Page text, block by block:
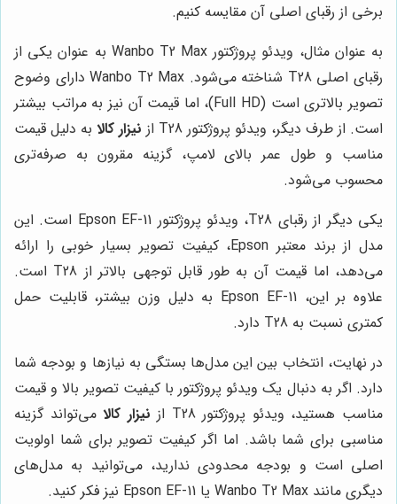
برخی از رقبای اصلی آن مقایسه کنیم.
به عنوان مثال، ویدئو پروژکتور Wanbo T2 Max به عنوان یکی از
رقبای اصلی T28 شناخته می‌شود. Wanbo T2 Max دارای وضوح
تصویر بالاتری است (Full HD)، اما قیمت آن نیز به مراتب بیشتر
است. از طرف دیگر، ویدئو پروژکتور T28 از
نیزار کالا به دلیل قیمت
مناسب و طول عمر بالای لامپ، گزینه مقرون به صرفه‌تری
محسوب می‌شود.
یکی دیگر از رقبای T28، ویدئو پروژکتور Epson EF-11 است. این
مدل از برند معتبر Epson، کیفیت تصویر بسیار خوبی را ارائه
می‌دهد، اما قیمت آن به طور قابل توجهی بالاتر از T28 است.
علاوه بر این، Epson EF-11 به دلیل وزن بیشتر، قابلیت حمل
کمتری نسبت به T28 دارد.
در نهایت، انتخاب بین این مدل‌ها بستگی به نیازها و بودجه شما
دارد. اگر به دنبال یک ویدئو پروژکتور با کیفیت تصویر بالا و قیمت
مناسب هستید، ویدئو پروژکتور T28 از
نیزار کالامی‌تواند گزینه
مناسبی برای شما باشد. اما اگر کیفیت تصویر برای شما اولویت
اصلی است و بودجه محدودی ندارید، می‌توانید به مدل‌های
دیگری مانند Wanbo T2 Max یا Epson EF-11 نیز فکر کنید.